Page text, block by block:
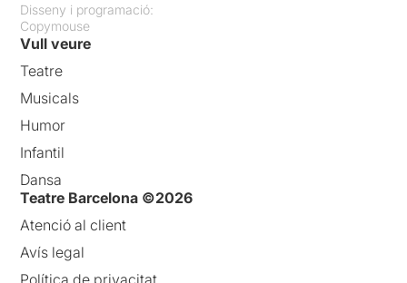
Disseny i programació:
Copymouse
Vull veure
Teatre
Musicals
Humor
Infantil
Dansa
Teatre Barcelona ©2026
Atenció al client
Avís legal
Política de privacitat